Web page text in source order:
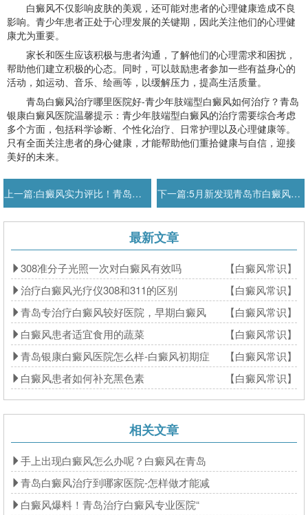
白癜风不仅影响皮肤的美观，还可能对患者的心理健康造成不良
影响。青少年患者正处于心理发展的关键期，因此关注他们的心理健
康尤为重要。
家长和医生应该积极与患者沟通，了解他们的心理需求和困扰，
帮助他们建立积极的心态。同时，可以鼓励患者参加一些有益身心的
活动，如运动、音乐、绘画等，以缓解压力，提高生活质量。
青岛白癜风治疗哪里医院好-青少年肢端型白癜风如何治疗？青岛
银康白癜风医院温馨提示：青少年肢端型白癜风的治疗需要综合考虑
多个方面，包括科学诊断、个性化治疗、日常护理以及心理健康等。
只有全面关注患者的身心健康，才能帮助他们重拾健康与自信，迎接
美好的未来。
上一篇:白癜风实力评比！青岛治疗白癜风 下一篇:5月新发现青岛市白癜风医院排名-
最新文章
308准分子光照一次对白癜风有效吗
【白癜风常识】
治疗白癜风光疗仪308和311的区别
【白癜风常识】
青岛专治疗白癜风较好医院，早期白癜风
【白癜风常识】
白癜风患者适宜食用的蔬菜
【白癜风常识】
青岛银康白癜风医院怎么样-白癜风初期症
【白癜风常识】
白癜风患者如何补充黑色素
【白癜风常识】
相关文章
手上出现白癜风怎么办呢？白癜风在青岛
青岛白癜风治疗到哪家医院-怎样做才能减
白癜风爆料！青岛治疗白癜风专业医院“